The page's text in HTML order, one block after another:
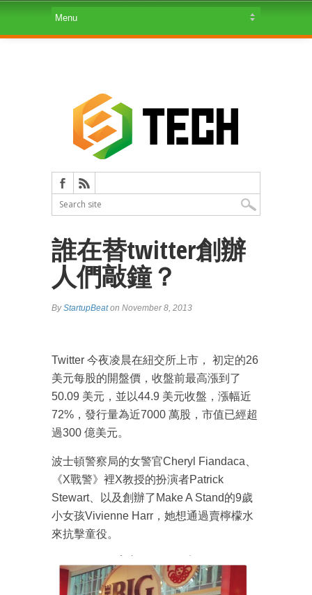
誰在替twitter創辦
人們敲鐘？
ByStartupBeaton November 8, 2013
Twitter 今夜凌晨在紐交所上市， 初定的26
美元每股的開盤價，收盤前最高漲到了
50.09 美元，並以44.9 美元收盤，漲幅近
72%，發行量為近7000 萬股，市值已經超
過300 億美元。
波士頓警察局的女警官Cheryl Fiandaca、
《X戰警》裡X教授的扮演者Patrick
Stewart、以及創辦了Make A Stand的9歲
小女孩Vivienne Harr，她想通過賣檸檬水
來抗擊童役。